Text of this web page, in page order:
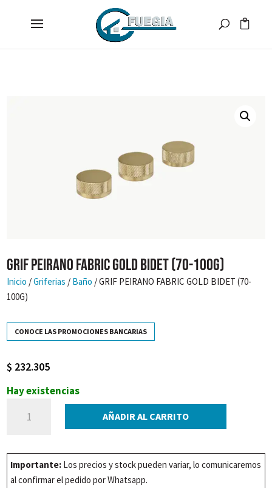
GRIF PEIRANO FABRIC GOLD BIDET (70-100G)
Inicio /Griferias / Baño / GRIF PEIRANO FABRIC GOLD BIDET (70-
100G)
CONOCE LAS PROMOCIONES BANCARIAS
$ 232.305
Hay existencias
PEIRANO
GOLD
BIDET
(70-
AÑADIR AL CARRITO
Importante: Los precios y stock pueden variar, lo comunicaremos
al confirmar el pedido por Whatsapp.